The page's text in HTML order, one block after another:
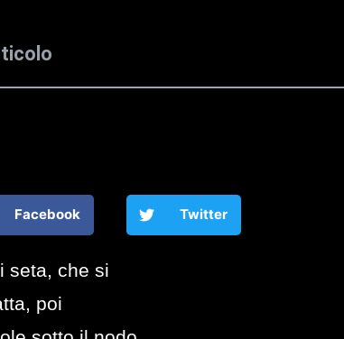
Facebook Twitter
seta, che si
poi